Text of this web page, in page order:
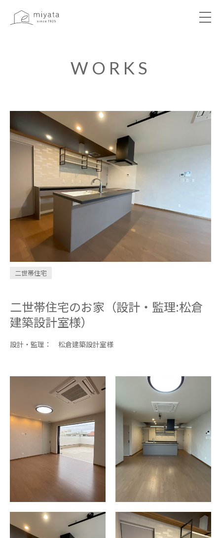
WORKS
VOICE
LIBRARY
COMPANY
INVESTMENT
CONDOMINIUM
問い合わせ・資料請求
お電話はこちら
WORKS
二世帯住宅
二世帯住宅のお家（設計・監理:松倉
建築設計室様）
設計・監理： 松倉建築設計室様